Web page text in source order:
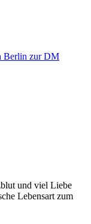
Berlin zur DM
und viel Liebe
Lebensart zum